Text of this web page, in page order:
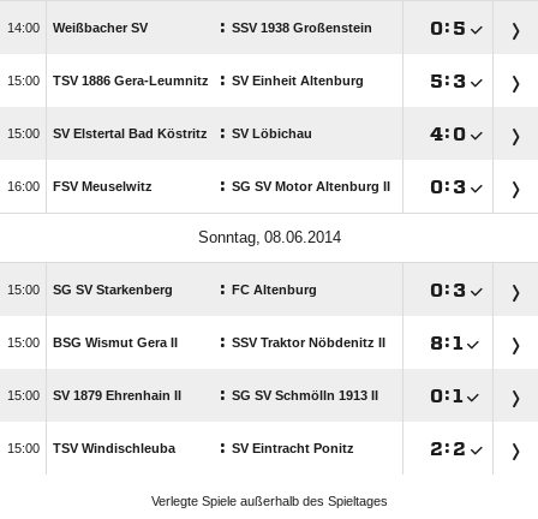
 Weißbacher SV : SSV 1938 Großenstein : 
 TSV 1886 Gera-Leumnitz : SV Einheit Altenburg : 
 SV Elstertal Bad Köstritz : SV Löbichau : 
 FSV Meuselwitz : SG SV Motor Altenburg II : 
 
 SG SV Starkenberg : FC Altenburg : 
 BSG Wismut Gera II : SSV Traktor Nöbdenitz II :
 SV 1879 Ehrenhain II : SG SV Schmölln 1913 II :
 TSV Windischleuba : SV Eintracht Ponitz : 
Verlegte Spiele außerhalb des Spieltages